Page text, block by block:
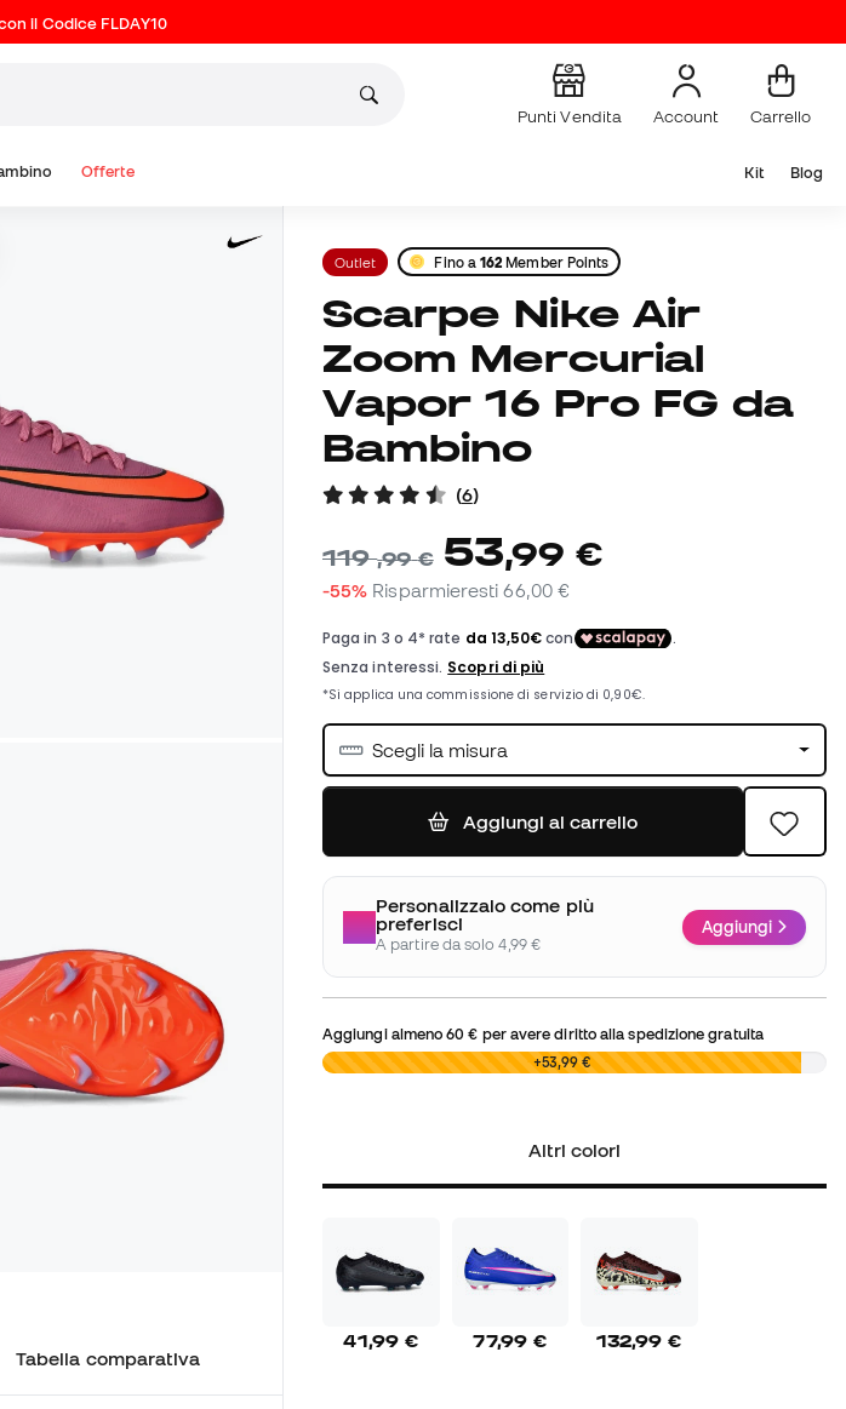
il Codice FLDAY10
Punti Vendita Account Carrello
Offerte Kit Blog
Tabella comparativa
Outlet Fino a162 Member Points
Scarpe Nike Air
Zoom Mercurial
Vapor 16 Pro FG da
Bambino
(6)
119,99 € 53,99 €
-55% Risparmieresti66,00 €
Scegli la misura
Aggiungi al carrello
Personalizzalo come più
preferisci
A partire da solo 4,99 €
Aggiungi
Aggiungi almeno60 € per avere diritto alla spedizione gratuita
0,00 € +53,99 €
Altri colori
41,99 € 77,99 € 132,99 €